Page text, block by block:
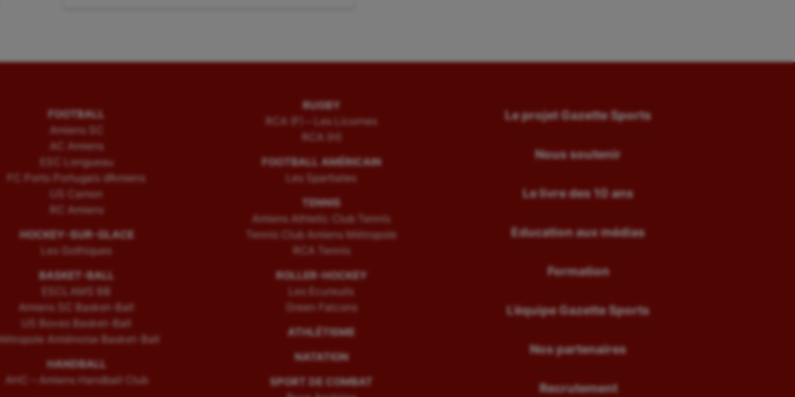
FOOTBALL
Amiens SC
AC Amiens
ESC Longueau
FC Porto Portugais d’Amiens
US Camon
RC Amiens
HOCKEY-SUR-GLACE
Les Gothiques
BASKET-BALL
ESCLAMS BB
Amiens SC Basket-Ball
US Boves Basket-Ball
Amiénoise Basket-Ball
HANDBALL
AHC – Amiens Handball Club
RUGBY
RCA (F) – Les Licornes
RCA (H)
FOOTBALL AMÉRICAIN
Les Spartiates
TENNIS
Amiens Athletic Club Tennis
Tennis Club Amiens Métropole
RCA Tennis
ROLLER-HOCKEY
Les Ecureuils
Green Falcons
ATHLÉTISME
NATATION
SPORT DE COMBAT
Le projet Gazette Sports
Nous soutenir
Le livre des 10 ans
Education aux médias
Formation
L’équipe Gazette Sports
Nos partenaires
Recrutement